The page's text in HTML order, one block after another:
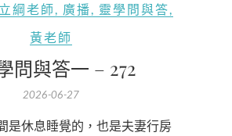
綱老師 廣播 靈學問與答
黃老師
問與答一 – 272
2026-06-27
是休息睡覺的，也是夫妻行房